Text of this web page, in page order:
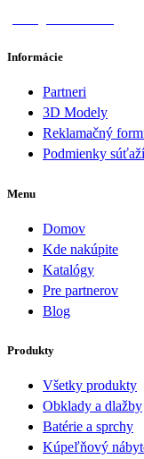
Informácie
Partneri
3D Modely
Reklamačný
Podmienky súťaží
Menu
Domov
Kde nakúpite
Katalógy
Pre partnerov
Blog
Produkty
Všetky produkty
Obklady a dlažby
Batérie a sprchy
Kúpeľňový